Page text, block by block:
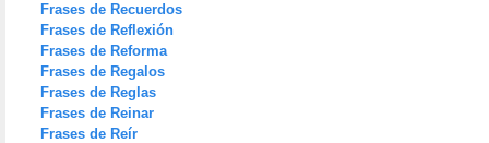
Frases de Recuerdos
Frases de Reflexión
Frases de Reforma
Frases de Regalos
Frases de Reglas
Frases de Reinar
Frases de Reír